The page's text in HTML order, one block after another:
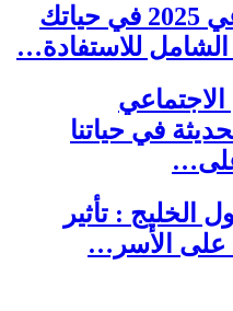
الذكاء الاصطناعي 2025 في حياتك
الشامل للاستفادة…
في حياتنا
على…
الخليج : تأثير
على الأسر…